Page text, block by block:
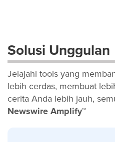
Solusi Unggulan
Jelajahi tools yang
lebih cerdas, membuat
cerita Anda lebih jauh,
Newswire Amplify™